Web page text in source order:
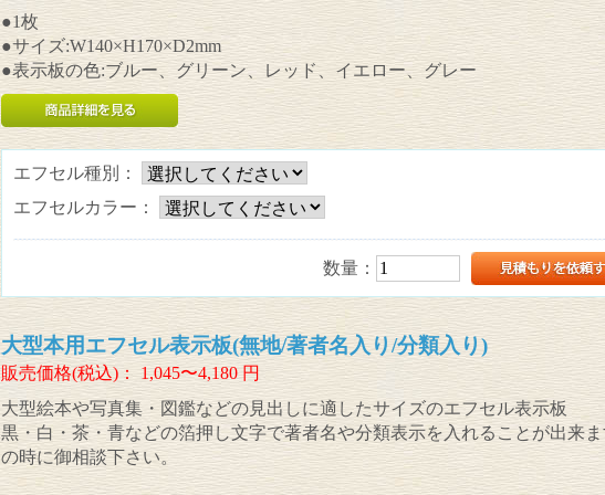
●1枚
●サイズ:W140×H170×D2mm
●表示板の色:ブルー、グリーン、レッド、イエロー、グレー
エフセル種別：
エフセルカラー：
数量：
大型本用エフセル表示板(無地/著者名入り/分類入り)
販売価格(税込)： 1,045〜4,180円
大型絵本や写真集・図鑑などの見出しに適したサイズのエフセル表示板
黒・白・茶・青などの箔押し文字で著者名や分類表示を入れることが出来
の時に御相談下さい。